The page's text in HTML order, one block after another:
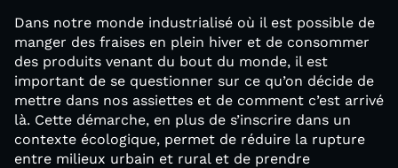
Dans notre monde industrialisé où il est possible de
manger des fraises en plein hiver et de consommer
des produits venant du bout du monde, il est
important de se questionner sur ce qu’on décide de
mettre dans nos assiettes et de comment c’est arrivé
là. Cette démarche, en plus de s’inscrire dans un
contexte écologique, permet de réduire la rupture
entre milieux urbain et rural et de prendre